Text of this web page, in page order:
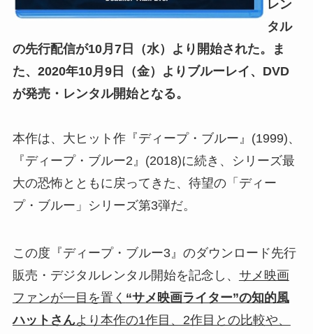
レン
タル
の先行配信が10月7日（水）より開始された。ま
た、2020年10月9日（金）よりブルーレイ、DVD
が発売・レンタル開始となる。
本作は、大ヒット作『ディープ・ブルー』(1999)、
『ディープ・ブルー2』(2018)に続き、シリーズ最
大の恐怖とともに戻ってきた、待望の「ディー
プ・ブルー」シリーズ第3弾だ。
この度『ディープ・ブルー3』のダウンロード先行
販売・デジタルレンタル開始を記念し、 サメ映画
ファンが一目を置く “サメ映画ライター”の知的風
ハットさんより本作の1作目、2作目との比較や、